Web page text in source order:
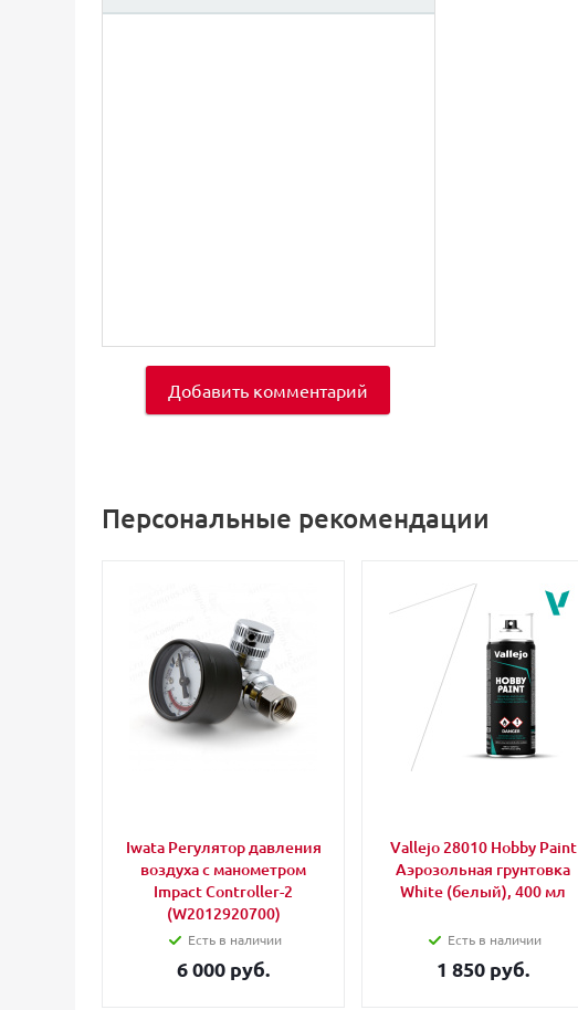
Добавить комментарий
Персональные рекомендации
Iwata Регулятор давления
воздуха с манометром
Impact Controller-2
(W2012920700)
Есть в наличии
6 000 руб.
Vallejo 28010 Hobby Paint
Аэрозольная грунтовка
White (белый), 400 мл
Есть в наличии
1 850 руб.